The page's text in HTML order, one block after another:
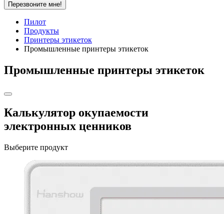
Перезвоните мне!
Пилот
Продукты
Принтеры этикеток
Промышленные принтеры этикеток
Промышленные принтеры этикеток
Калькулятор окупаемости
электронных ценников
Выберите продукт